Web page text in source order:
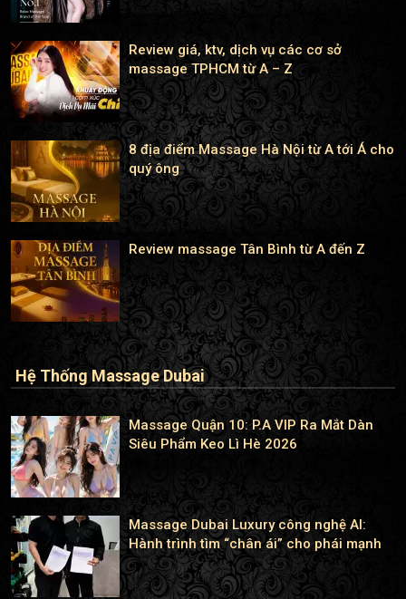
Review giá, ktv, dịch vụ các cơ sở
massage TPHCM từ A – Z
8 địa điểm Massage Hà Nội từ A tới Á cho
quý ông
Review massage Tân Bình từ A đến Z
Hệ Thống Massage Dubai
Massage Quận 10: P.A VIP Ra Mắt Dàn
Siêu Phẩm Keo Lì Hè 2026
Massage Dubai Luxury công nghệ AI:
Hành trình tìm “chân ái” cho phái mạnh